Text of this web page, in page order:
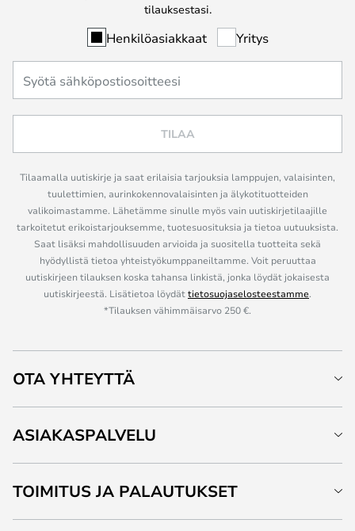
tilauksestasi.
Henkilöasiakkaat Yritys
TILAA
Tilaamalla uutiskirje ja saat erilaisia tarjouksia lamppujen, valaisinten,
tuulettimien, aurinkokennovalaisinten ja älykotituotteiden
valikoimastamme. Lähetämme sinulle myös vain uutiskirjetilaajille
tarkoitetut erikoistarjouksemme, tuotesuosituksia ja tietoa uutuuksista.
Saat lisäksi mahdollisuuden arvioida ja suositella tuotteita sekä
hyödyllistä tietoa yhteistyökumppaneiltamme. Voit peruuttaa
uutiskirjeen tilauksen koska tahansa linkistä, jonka löydät jokaisesta
uutiskirjeestä. Lisätietoa löydättietosuojaselosteestamme.
*Tilauksen vähimmäisarvo 250 €.
OTA YHTEYTTÄ
ASIAKASPALVELU
TOIMITUS JA PALAUTUKSET